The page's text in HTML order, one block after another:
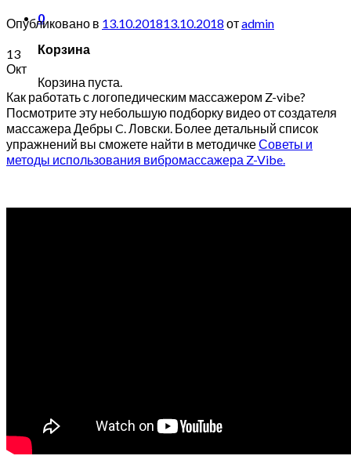
0
Корзина
Корзина пуста.
Опубликовано в 13.10.201813.10.2018 отadmin
13
Окт
Как работать с логопедическим массажером Z-vibe?
Посмотрите эту небольшую подборку видео от создателя
массажера Дебры C. Ловски. Более детальный список
упражнений вы сможете найти в методичкеСоветы и
методы использования вибромассажера Z-Vibe.